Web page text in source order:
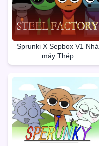
Sprunki X Sepbox V1 Nhà
máy Thép